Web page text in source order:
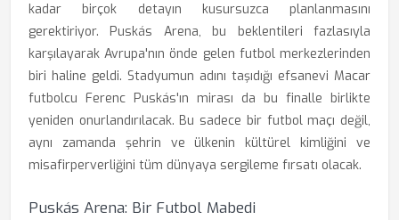
kadar birçok detayın kusursuzca planlanmasını
gerektiriyor. Puskás Arena, bu beklentileri fazlasıyla
karşılayarak Avrupa'nın önde gelen futbol merkezlerinden
biri haline geldi. Stadyumun adını taşıdığı efsanevi Macar
futbolcu Ferenc Puskás'ın mirası da bu finalle birlikte
yeniden onurlandırılacak. Bu sadece bir futbol maçı değil,
aynı zamanda şehrin ve ülkenin kültürel kimliğini ve
misafirperverliğini tüm dünyaya sergileme fırsatı olacak.
Puskás Arena: Bir Futbol Mabedi